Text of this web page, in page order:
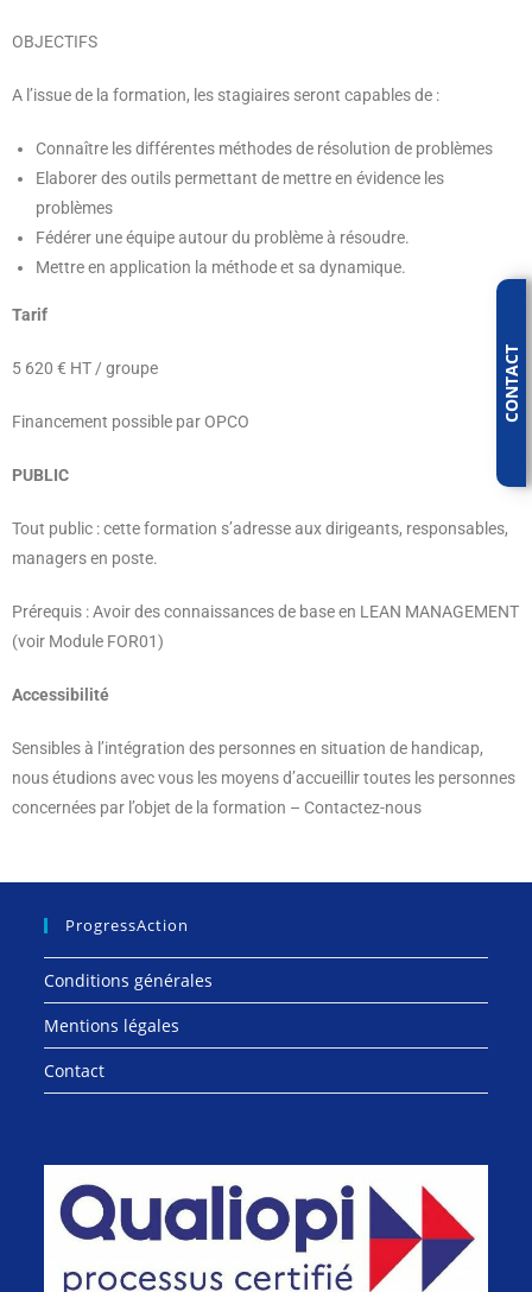
OBJECTIFS
A l’issue de la formation, les stagiaires seront capables de :
Connaître les différentes méthodes de résolution de problèmes
Elaborer des outils permettant de mettre en évidence les
problèmes
Fédérer une équipe autour du problème à résoudre.
Mettre en application la méthode et sa dynamique.
Tarif
5 620 € HT / groupe
Financement possible par OPCO
PUBLIC
Tout public : cette formation s’adresse aux dirigeants, responsables,
managers en poste.
Prérequis : Avoir des connaissances de base en LEAN MANAGEMENT
(voir Module FOR01)
Accessibilité
Sensibles à l’intégration des personnes en situation de handicap,
nous étudions avec vous les moyens d’accueillir toutes les personnes
concernées par l’objet de la formation – Contactez-nous
ProgressAction
Conditions générales
Mentions légales
Contact
CONTACT